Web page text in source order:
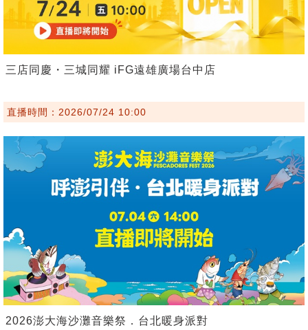
三店同慶・三城同耀 iFG遠雄廣場台中店
直播時間：2026/07/24 10:00
2026澎大海沙灘音樂祭．台北暖身派對